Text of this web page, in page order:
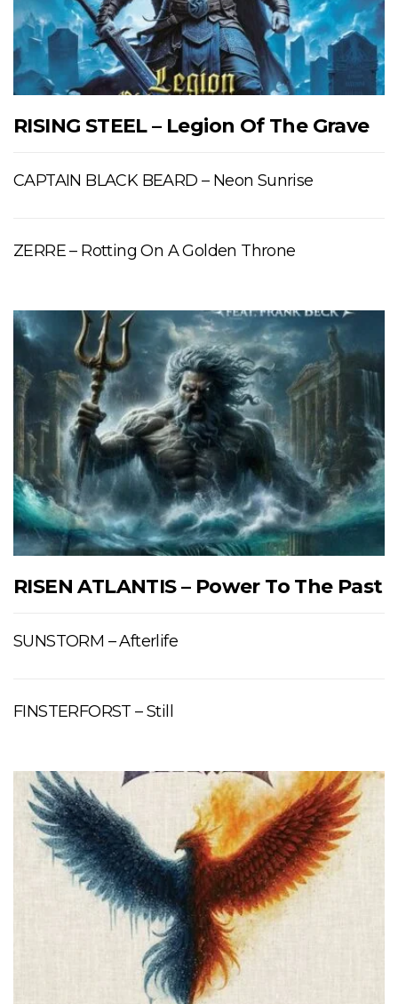
RISING STEEL – Legion Of The Grave
CAPTAIN BLACK BEARD – Neon Sunrise
ZERRE – Rotting On A Golden Throne
RISEN ATLANTIS – Power To The Past
SUNSTORM – Afterlife
FINSTERFORST – Still